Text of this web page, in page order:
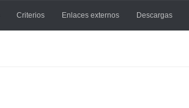
Criterios Enlaces externos Descargas